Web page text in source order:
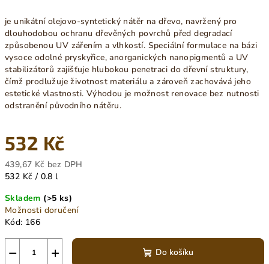
je unikátní olejovo-syntetický nátěr na dřevo, navržený pro
dlouhodobou ochranu dřevěných povrchů před degradací
způsobenou UV zářením a vlhkostí. Speciální formulace na bázi
vysoce odolné pryskyřice, anorganických nanopigmentů a UV
stabilizátorů zajišťuje hlubokou penetraci do dřevní struktury,
čímž prodlužuje životnost materiálu a zároveň zachovává jeho
estetické vlastnosti. Výhodou je možnost renovace bez nutnosti
odstranění původního nátěru.
532 Kč
439,67 Kč bez DPH
Měrná
532 Kč / 0.8 l
Skladem (>5 ks)
Možnosti doručení
Kód: 166
+
− Do košíku